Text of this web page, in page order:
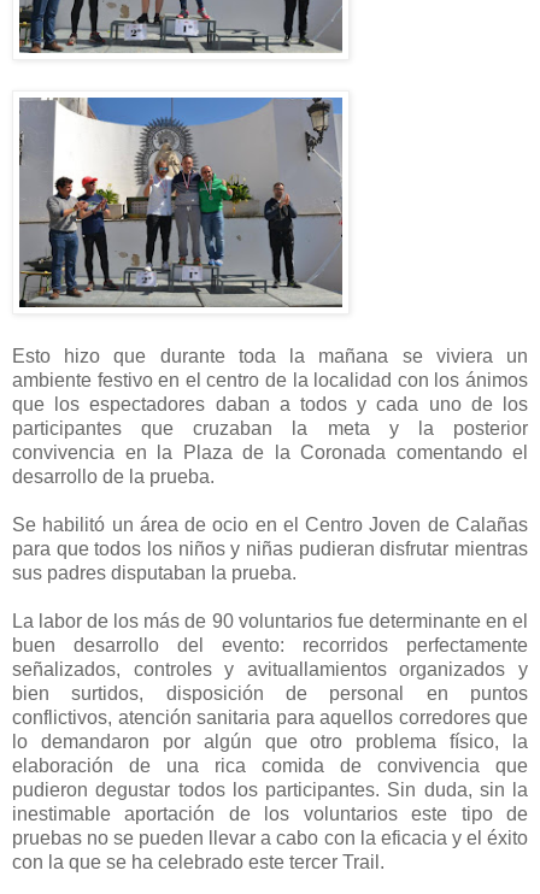
Esto hizo que durante toda la mañana se viviera un
ambiente festivo en el centro de la localidad con los ánimos
que los espectadores daban a todos y cada uno de los
participantes que cruzaban la meta y la posterior
convivencia en la Plaza de la Coronada comentando el
desarrollo de la prueba.
Se habilitó un área de ocio en el Centro Joven de Calañas
para que todos los niños y niñas pudieran disfrutar mientras
sus padres disputaban la prueba.
La labor de los más de 90 voluntarios fue determinante en el
buen desarrollo del evento: recorridos perfectamente
señalizados, controles y avituallamientos organizados y
bien surtidos, disposición de personal en puntos
conflictivos, atención sanitaria para aquellos corredores que
lo demandaron por algún que otro problema físico, la
elaboración de una rica comida de convivencia que
pudieron degustar todos los participantes. Sin duda, sin la
inestimable aportación de los voluntarios este tipo de
pruebas no se pueden llevar a cabo con la eficacia y el éxito
con la que se ha celebrado este tercer Trail.